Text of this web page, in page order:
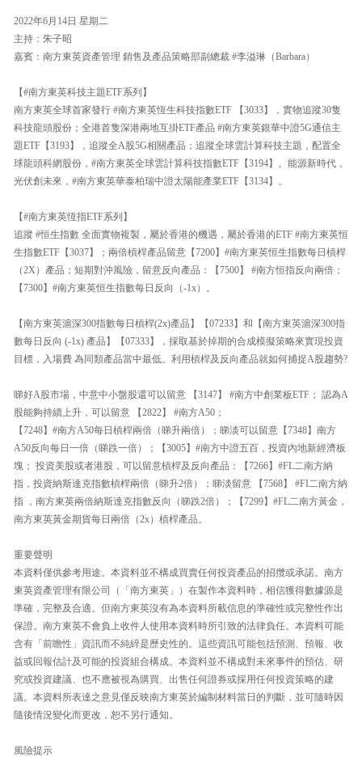
2022年6月14日 星期二
主持：朱子昭
嘉賓：南方東英資產管理 銷售及產品策略部副總裁 #李溢琳（Barbara）
【#南方東英科技主題ETF系列】
南方東英全球首家發行 #南方東英恆生科技指數ETF 【3033】，實物追蹤30隻
科技龍頭股份；全港首隻深港兩地互掛ETF產品 #南方東英銀華中證5G通信主
題ETF【3193】，追蹤全A股5G相關產品；追蹤全球雲計算科技主題，配置全
球龍頭科網股份，#南方東英全球雲計算科技指數ETF【3194】。能源新時代，
光伏創未來，#南方東英華泰柏瑞中證太陽能產業ETF【3134】。
【#南方東英恆指ETF系列】
追蹤 #恒生指數 全面實物複製，屬於香港的機遇，屬於香港的ETF #南方東英恒
生指數ETF【3037】；兩倍槓桿產品留意【7200】#南方東英恒生指數每日槓桿
（2X）產品；短期對沖風險，留意反向產品：【7500】 #南方恒指反向兩倍；
【7300】#南方東英恒生指數每日反向（-1x）。
【南方東英滬深300指數每日槓桿(2x)產品】【07233】和【南方東英滬深300指
數每日反向 (-1x) 產品】【07333】，採取基於掉期的合成模擬策略來實現投資
目標，入場費 為同類產品當中最低。利用槓桿及反向產品就如何捕捉A股趨勢?
睇好A股市場，中意中小盤股還可以留意 【3147】 #南方中創業板ETF； 認為A
股能夠持續上升，可以留意 【2822】 #南方A50；
【7248】#南方A50每日槓桿兩倍（睇升兩倍）；睇淡可以留意【7348】南方
A50反向每日一倍（睇跌一倍）；【3005】#南方中證五百，投資內地新經濟板
塊； 投資美股或者港股，可以留意槓桿及反向產品：【7266】#FL二南方納
指，投資納斯達克指數槓桿兩倍（睇升2倍）；睇淡留意 【7568】 #FI二南方納
指 ，南方東英兩倍納斯達克指數反向（睇跌2倍）；【7299】#FL二南方黃金，
南方東英黃金期貨每日兩倍（2x）槓桿產品。
重要聲明
本資料僅供參考用途。本資料並不構成買賣任何投資產品的招攬或承諾。南方
東英資產管理有限公司（「南方東英」）在製作本資料時，相信獲得數據源是
準確，完整及合適。但南方東英沒有為本資料所載信息的準確性或完整性作出
保證。南方東英不會負上收件人使用本資料時所引致的法律負任。本資料可能
含有「前瞻性」資訊而不純綷是歷史性的。這些資訊可能包括預測、預報、收
益或回報估計及可能的投資組合構成。本資料並不構成對未來事件的預估、研
究或投資建議、也不應被視為購買、出售任何證券或採用任何投資策略的建
議。本資料所表達之意見僅反映南方東英於編制材料當日的判斷，並可隨時因
隨後情況變化而更改，恕不另行通知。
風險提示